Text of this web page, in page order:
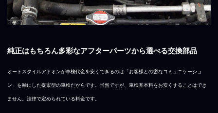
純正はもちろん多彩なアフターパーツから選べる交換部品
オートスタイルアドオンが車検代金を安くできるのは「お客様との密なコミュニケーショ
ン」を軸にした提案型の車検だからです。当然ですが、車検基本料をお安くすることはでき
ません。法律で定められている料金です。